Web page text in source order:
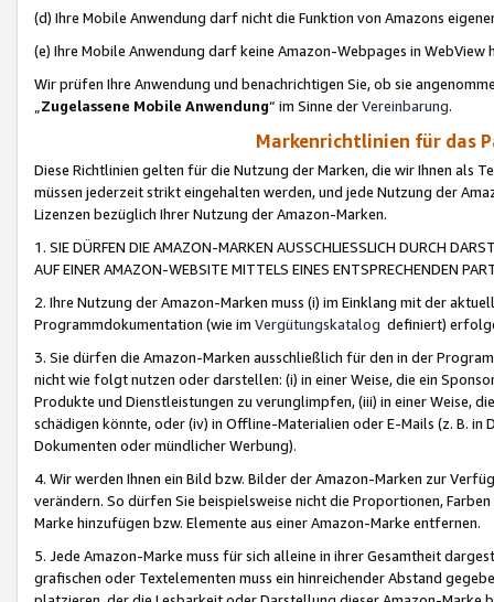
(d) Ihre Mobile Anwendung darf nicht die Funktion von Amazons
(e) Ihre Mobile Anwendung darf keine Amazon-Webpages in WebView
Wir prüfen Ihre Anwendung und benachrichtigen Sie, ob sie
„Zugelassene Mobile Anwendung“ im Sinne derVereinbarung.
Markenrichtlinien für das
Diese Richtlinien gelten für die Nutzung der Marken, die wir Ihnen als
müssen jederzeit strikt eingehalten werden, und jede Nutzung der
Lizenzen bezüglich Ihrer Nutzung der Amazon-Marken.
1. SIE DÜRFEN DIE AMAZON-MARKEN AUSSCHLIESSLICH DURCH
AUF EINER AMAZON-WEBSITE MITTELS EINES ENTSPRECHENDEN
2. Ihre Nutzung der Amazon-Marken muss (i) im Einklang mit der
Programmdokumentation (wie im Vergütungskatalog definiert)
3. Sie dürfen die Amazon-Marken ausschließlich für den in der
nicht wie folgt nutzen oder darstellen: (i) in einer Weise, die ein
Produkte und Dienstleistungen zu verunglimpfen, (iii) in einer Weise,
schädigen könnte, oder (iv) in Offline-Materialien oder E-Mails (z. B. in
Dokumenten oder mündlicher Werbung).
4. Wir werden Ihnen ein Bild bzw. Bilder der Amazon-Marken zur
verändern. So dürfen Sie beispielsweise nicht die Proportionen,
Marke hinzufügen bzw. Elemente aus einer Amazon-Marke entfernen.
5. Jede Amazon-Marke muss für sich alleine in ihrer Gesamtheit
grafischen oder Textelementen muss ein hinreichender Abstand